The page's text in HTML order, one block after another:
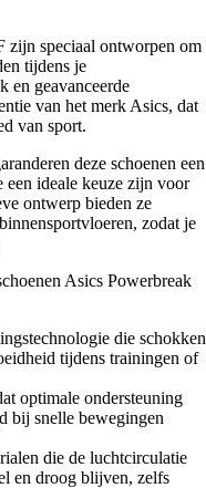
zijn speciaal ontworpen om
tijdens je
en geavanceerde
van het merk Asics, dat
van sport.
deze schoenen een
ideale keuze zijn voor
ontwerp bieden ze
zodat je
Asics Powerbreak
die schokken
tijdens trainingen of
optimale ondersteuning
bij snelle bewegingen
die de luchtcirculatie
en droog blijven, zelfs